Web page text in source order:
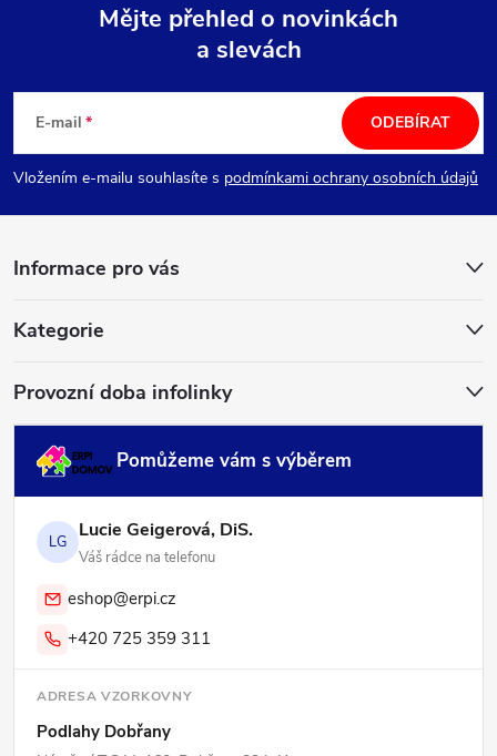
p
a
Mějte přehled o novinkách
a slevách
E-mail
Vložením e-mailu souhlasíte s podmínkami ochrany osobních údajů
ODEBÍRAT
Informace pro vás
Kategorie
Provozní doba infolinky
Pomůžeme vám s výběrem
LG Lucie Geigerová, DiS.
Váš rádce na telefonu
eshop@erpi.cz
+420 725 359 311
ADRESA VZORKOVNY
Podlahy Dobřany